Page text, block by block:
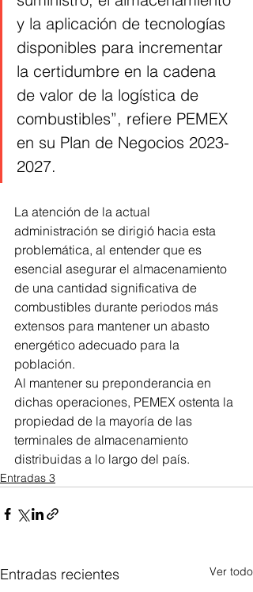
y la aplicación de tecnologías
disponibles para incrementar
la certidumbre en la cadena
de valor de la logística de
combustibles”, refiere PEMEX
en su Plan de Negocios 2023-
2027.
La atención de la actual
administración se dirigió hacia esta
problemática, al entender que es
esencial asegurar el almacenamiento
de una cantidad significativa de
combustibles durante periodos más
extensos para mantener un abasto
energético adecuado para la
población.
Al mantener su preponderancia en
dichas operaciones, PEMEX ostenta la
propiedad de la mayoría de las
terminales de almacenamiento
distribuidas a lo largo del país.
Entradas 3
Entradas recientes Ver todo